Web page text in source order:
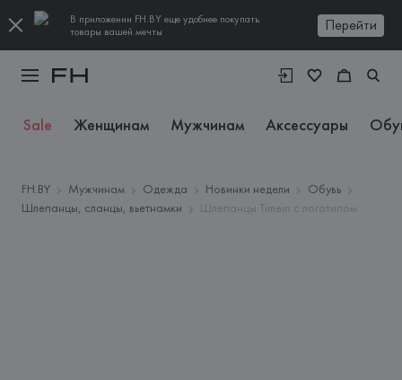
В приложении FH.BY еще удобнее покупать
товары вашей мечты
Перейти
Sale Женщинам Мужчинам Аксессуары
FH.BY Мужчинам Одежда Новинки недели
Обувь
Шлепанцы, сланцы, вьетнамки
Шлепанцы Timein с логотипом